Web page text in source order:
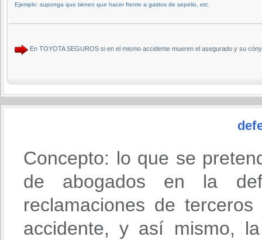
Ejemplo: suponga que tienen que hacer frente a gastos de sepelio, etc.
En TOYOTA SEGUROS si en el mismo accidente mueren el asegurado y su
Concepto: lo que se
de abogados en la
reclamaciones de
accidente, y así mismo,